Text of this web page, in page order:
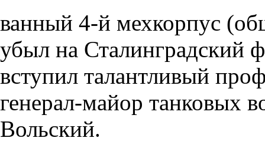
ванный 4-й мехкорпус
убыл на Сталинградский
вступил талантливый
генерал-майор танковых
Вольский.